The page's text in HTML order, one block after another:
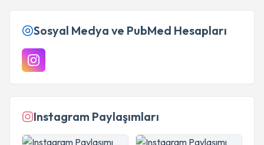
Sosyal Medya ve PubMed Hesapları
Instagram Paylaşımları